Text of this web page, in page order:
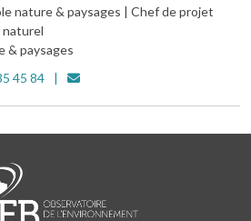
nature & paysages | Chef de projet
& paysages
45 84